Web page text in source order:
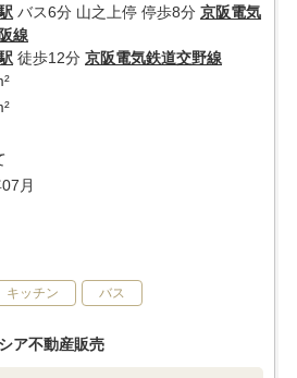
バス6分 山之上停 停歩8分 京阪電気
線
徒歩12分 京阪電気鉄道交野線
月
キッチン バス
ア不動産販売